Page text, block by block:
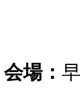
特別
日程
会場：